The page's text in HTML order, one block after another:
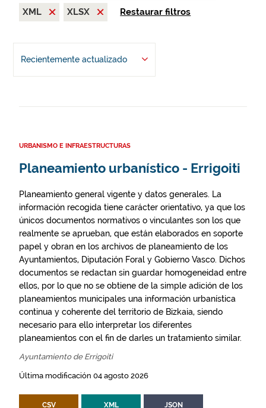
XML
XLSX Restaurar filtros
Recientemente actualizado
URBANISMO E INFRAESTRUCTURAS
Planeamiento urbanístico - Errigoiti
Planeamiento general vigente y datos generales. La
información recogida tiene carácter orientativo, ya que los
únicos documentos normativos o vinculantes son los que
realmente se aprueban, que están elaborados en soporte
papel y obran en los archivos de planeamiento de los
Ayuntamientos, Diputación Foral y Gobierno Vasco. Dichos
documentos se redactan sin guardar homogeneidad entre
ellos, por lo que no se obtiene de la simple adición de los
planeamientos municipales una información urbanística
continua y coherente del territorio de Bizkaia, siendo
necesario para ello interpretar los diferentes
planeamientos con el fin de darles un tratamiento similar.
Ayuntamiento de Errigoiti
Última modificación 04 agosto 2026
CSV XML JSON